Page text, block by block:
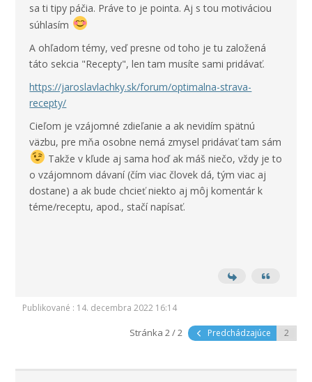
sa ti tipy páčia. Práve to je pointa. Aj s tou motiváciou
súhlasím
A ohľadom témy, veď presne od toho je tu založená
táto sekcia "Recepty", len tam musíte sami pridávať.
https://jaroslavlachky.sk/forum/optimalna-strava-
recepty/
Cieľom je vzájomné zdieľanie a ak nevidím spätnú
väzbu, pre mňa osobne nemá zmysel pridávať tam sám
Takže v kľude aj sama hoď ak máš niečo, vždy je to
o vzájomnom dávaní (čím viac človek dá, tým viac aj
dostane) a ak bude chcieť niekto aj môj komentár k
téme/receptu, apod., stačí napísať.
Publikované : 14. decembra 2022 16:14
Stránka 2 / 2 Predchádzajúce